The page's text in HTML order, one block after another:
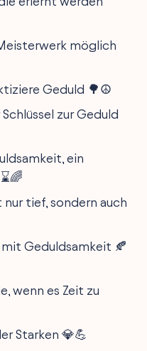
möglich
Geduld 🌳☮️
zur Geduld
ein
nur tief, sondern auch
Geduldsamkeit 🍂
wenn es Zeit zu
Starken 💎💪